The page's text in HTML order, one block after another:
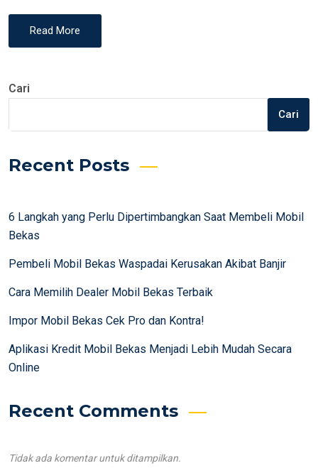
Read More
Cari
Cari
Recent Posts
6 Langkah yang Perlu Dipertimbangkan Saat Membeli Mobil
Bekas
Pembeli Mobil Bekas Waspadai Kerusakan Akibat Banjir
Cara Memilih Dealer Mobil Bekas Terbaik
Impor Mobil Bekas Cek Pro dan Kontra!
Aplikasi Kredit Mobil Bekas Menjadi Lebih Mudah Secara
Online
Recent Comments
Tidak ada komentar untuk ditampilkan.